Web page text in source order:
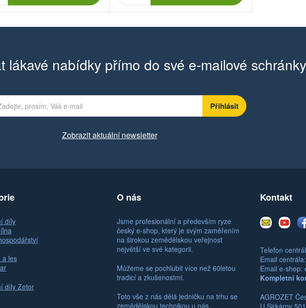
lákavé nabídky přímo do své e-mailové
Zobrazit aktuální newsletter
díly
a les
díly Zetor
O nás
Jsme profesionální a především ryze
český e-shop, který je svým zaměřením
na širokou zemědělskou veřejnost
největší ve své kategorii.
Můžeme se pochlubit více než 60letou
tradicí a zkušenostmi.
Toto vše z nás dělá jedničku na trhu se
zemědělskou technikou u nás.
Kontakt
E-
mail
Telefon
Email centrála:
Email e-shop:
Kompletní
AGROZET
U Sirkárny